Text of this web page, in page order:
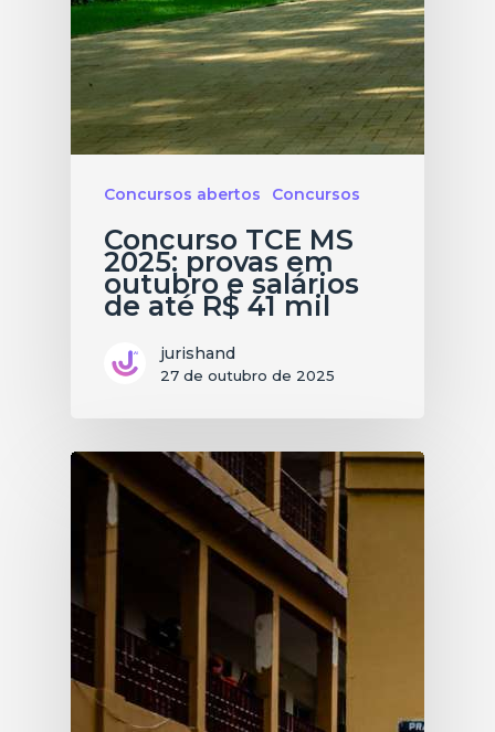
Concursos abertos Concursos
Concurso TCE MS
2025: provas em
outubro e salários
de até R$ 41 mil
jurishand
27 de outubro de 2025